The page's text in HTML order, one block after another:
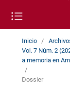
Inicio /
Vol. 7 Núm. 2
a memoria en
/
Dossier